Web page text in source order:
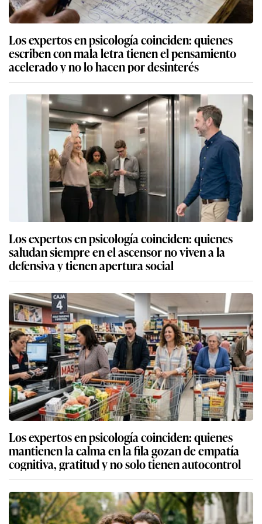
Los expertos en psicología coinciden: quienes
escriben con mala letra tienen el pensamiento
acelerado y no lo hacen por desinterés
Los expertos en psicología coinciden: quienes
saludan siempre en el ascensor no viven a la
defensiva y tienen apertura social
Los expertos en psicología coinciden: quienes
mantienen la calma en la fila gozan de empatía
cognitiva, gratitud y no solo tienen autocontrol